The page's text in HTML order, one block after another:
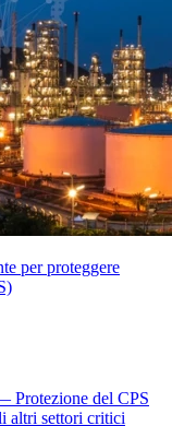
per proteggere
Protezione del CPS
altri settori critici